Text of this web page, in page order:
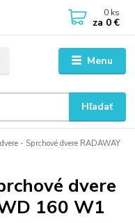
Menu
Hľadať
0 ks
za 0 €
- Sprchové dvere RADAWAY
dvere
160 W1